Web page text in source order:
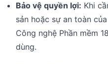
Bảo vệ quyền lợi: Khi
sản hoặc sự an toàn
Công nghệ Phần mềm
dùng.